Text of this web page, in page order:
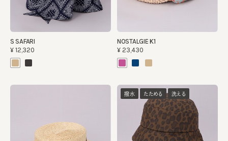
S SAFARI
¥12,320
NOSTALGIE K1
¥23,430
撥水 たためる 洗える